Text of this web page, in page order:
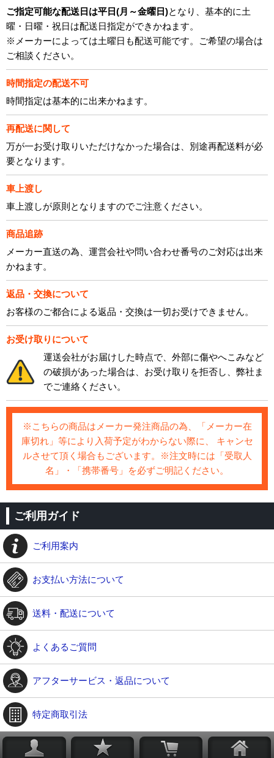
ご指定可能な配送日は平日(月～金曜日)となり、基本的に土
曜・日曜・祝日は配送日指定ができかねます。
※メーカーによっては土曜日も配送可能です。ご希望の場合は
ご相談ください。
時間指定の配送不可
時間指定は基本的に出来かねます。
再配送に関して
万が一お受け取りいただけなかった場合は、別途再配送料が必
要となります。
車上渡し
車上渡しが原則となりますのでご注意ください。
商品追跡
メーカー直送の為、運営会社や問い合わせ番号のご対応は出来
かねます。
返品・交換について
お客様のご都合による返品・交換は一切お受けできません。
お受け取りについて
運送会社がお届けした時点で、外部に傷やへこみなど
の破損があった場合は、お受け取りを拒否し、弊社ま
でご連絡ください。
※こちらの商品はメーカー発注商品の為、「メーカー在
庫切れ」等により入荷予定がわからない際に、 キャンセ
ルさせて頂く場合もございます。※注文時には「受取人
名」・「携帯番号」を必ずご明記ください。
ご利用ガイド
ご利用案内
お支払い方法について
送料・配送について
よくあるご質問
アフターサービス・返品について
特定商取引法